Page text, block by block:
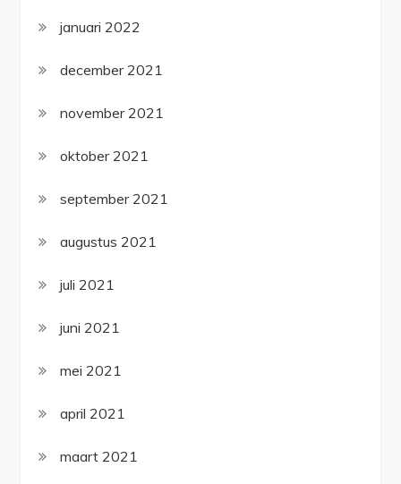
januari 2022
december 2021
november 2021
oktober 2021
september 2021
augustus 2021
juli 2021
juni 2021
mei 2021
april 2021
maart 2021